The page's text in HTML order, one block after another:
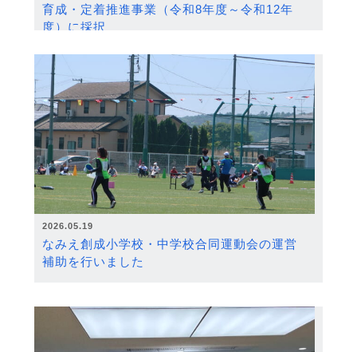
育成・定着推進事業（令和8年度～令和12年
度）に採択
2026.05.19
なみえ創成小学校・中学校合同運動会の運営
補助を行いました